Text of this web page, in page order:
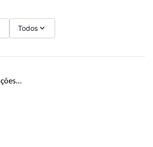
1 a 5 estrelas
Todos